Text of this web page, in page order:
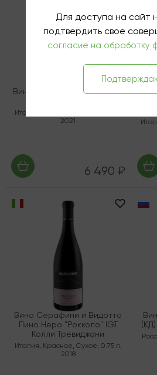
Вино Аллегрини "Ла Грола"
Италия
2021
6 490 ₽
Вино Серафини и Видотто
Пино Неро "Рокколо" IGT
Колли Тревиджани
Италия, Красное, Сухое, 0.75 л,
2018
Для доступа на сайт
подтвердить свое
согласие на обработку